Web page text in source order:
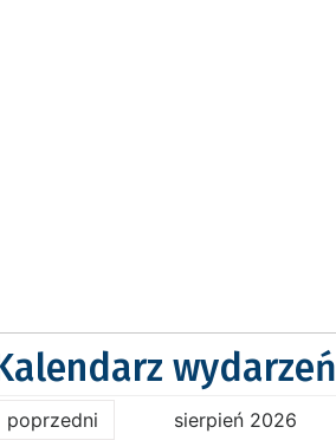
wydarzeń
poprzedni sierpień 2026